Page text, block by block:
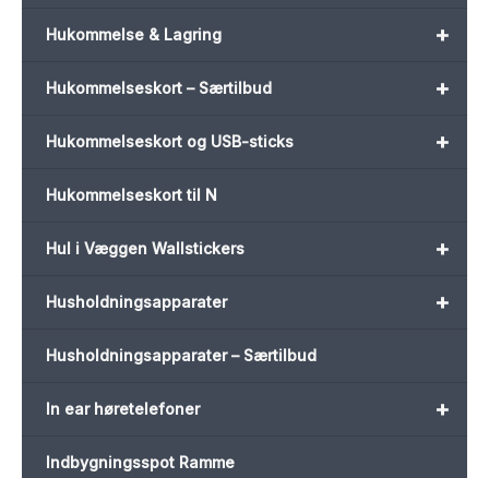
+
Hukommelse & Lagring
+
Hukommelseskort – Særtilbud
+
Hukommelseskort og USB-sticks
Hukommelseskort til N
+
Hul i Væggen Wallstickers
+
Husholdningsapparater
Husholdningsapparater – Særtilbud
+
In ear høretelefoner
Indbygningsspot Ramme